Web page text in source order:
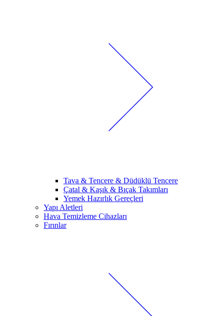
Tava & Tencere & Düdüklü Tencere
Çatal & Kaşık & Bıçak Takımları
Yemek Hazırlık Gereçleri
Yapı Aletleri
Hava Temizleme Cihazları
Fırınlar